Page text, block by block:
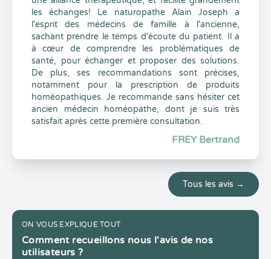
les échanges! Le naturopathe Alain Joseph a
l'esprit des médecins de famille à l'ancienne,
sachant prendre le temps d'écoute du patient. Il a
à cœur de comprendre les problématiques de
santé, pour échanger et proposer des solutions.
De plus, ses recommandations sont précises,
notamment pour la prescription de produits
homéopathiques. Je recommande sans hésiter cet
ancien médecin homéopathe, dont je suis très
satisfait après cette première consultation.
FREY Bertrand
Tous les avis →
ON VOUS EXPLIQUE TOUT
Comment recueillons nous l'avis de nos
utilisateurs ?